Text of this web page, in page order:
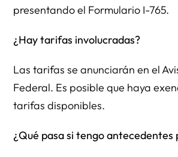
presentando el Formulario I-765.
¿Hay tarifas involucradas?
Las tarifas se anunciarán en el
Federal. Es posible que haya
tarifas disponibles.
¿Qué pasa si tengo antecedentes